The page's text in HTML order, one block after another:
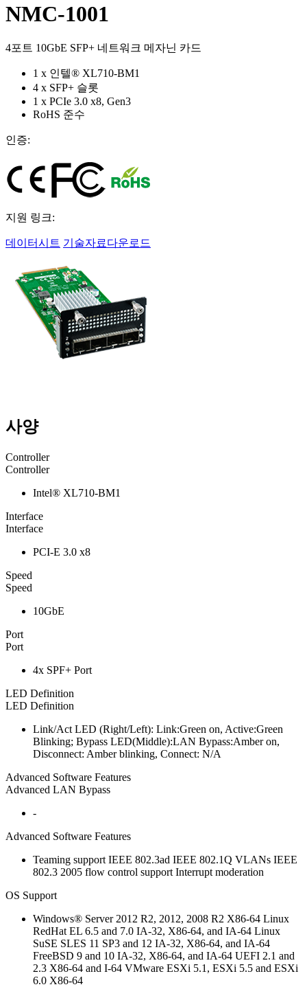
NMC-1001
4포트 10GbE SFP+ 네트워크 메자닌 카드
1 x 인텔® XL710-BM1
4 x SFP+ 슬롯
1 x PCIe 3.0 x8, Gen3
RoHS 준수
인증:
지원 링크:
데이터시트 기술자료다운로드
사양
Controller
Controller
Intel® XL710-BM1
Interface
Interface
PCI-E 3.0 x8
Speed
Speed
10GbE
Port
Port
4x SPF+ Port
LED Definition
LED Definition
Link/Act LED (Right/Left): Link:Green on, Active:Green
Blinking; Bypass LED(Middle):LAN Bypass:Amber on,
Disconnect: Amber blinking, Connect: N/A
Advanced Software Features
Advanced LAN Bypass
-
Advanced Software Features
Teaming support IEEE 802.3ad IEEE 802.1Q VLANs IEEE
802.3 2005 flow control support Interrupt moderation
OS Support
Windows® Server 2012 R2, 2012, 2008 R2 X86-64 Linux
RedHat EL 6.5 and 7.0 IA-32, X86-64, and IA-64 Linux
SuSE SLES 11 SP3 and 12 IA-32, X86-64, and IA-64
FreeBSD 9 and 10 IA-32, X86-64, and IA-64 UEFI 2.1 and
2.3 X86-64 and I-64 VMware ESXi 5.1, ESXi 5.5 and ESXi
6.0 X86-64